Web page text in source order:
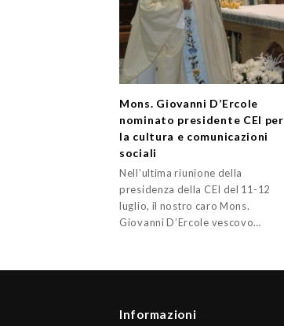
Mons. Giovanni D’Ercole
nominato presidente CEI per
la cultura e comunicazioni
sociali
Nell’ultima riunione della
presidenza della CEI del 11-12
luglio, il nostro caro Mons.
Giovanni D’Ercole vescovo…
Informazioni